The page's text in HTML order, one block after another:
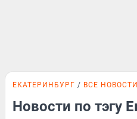
ЕКАТЕРИНБУРГ ВСЕ НОВОСТИ
Новости по тэгу